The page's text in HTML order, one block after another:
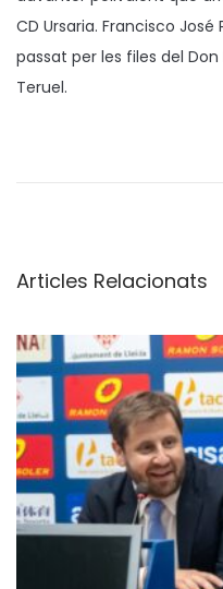
t
e
n
7
/
i
c
CD Ursaria. Francisco
passat per les files del
Teruel.
r
s
,
m
é
s
L
l
Articles Relacionats